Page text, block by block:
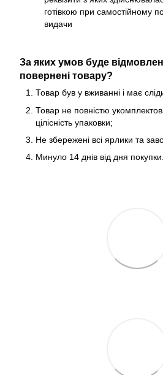
готівкою при самостійному
видачи
За яких умов буде
повернені товару?
Товар був у вживанні і має
Товар не повністю
цілісність упаковки;
Не збережені всі ярлики та
Минуло 14 днів від дня покупки.